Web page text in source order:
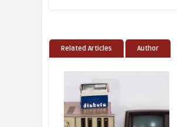
Related Articles Author